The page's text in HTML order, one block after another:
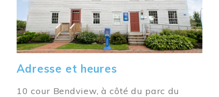
Adresse et heures
10 cour Bendview, à côté du parc du